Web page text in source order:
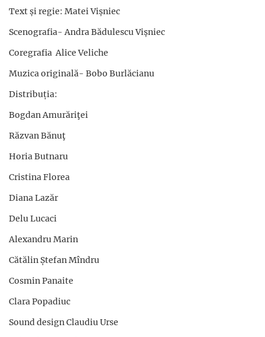
Text și regie: Matei Vișniec
Scenografia- Andra Bădulescu Vișniec
Coregrafia Alice Veliche
Muzica originală- Bobo Burlăcianu
Distribuția:
Bogdan Amurăriţei
Răzvan Bănuţ
Horia Butnaru
Cristina Florea
Diana Lazăr
Delu Lucaci
Alexandru Marin
Cătălin Ștefan Mîndru
Cosmin Panaite
Clara Popadiuc
Sound design Claudiu Urse